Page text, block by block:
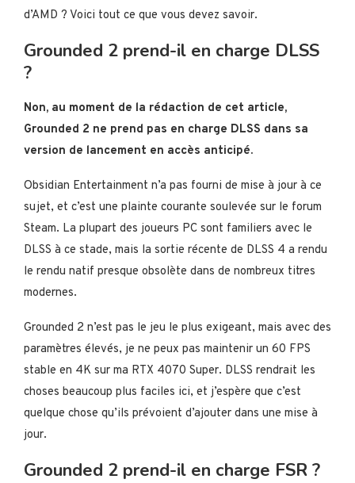
d’AMD ? Voici tout ce que vous devez savoir.
Grounded 2 prend-il en charge DLSS
?
Non, au moment de la rédaction de cet article,
Grounded 2 ne prend pas en charge DLSS dans sa
version de lancement en accès anticipé.
Obsidian Entertainment n’a pas fourni de mise à jour à ce
sujet, et c’est une plainte courante soulevée sur le forum
Steam. La plupart des joueurs PC sont familiers avec le
DLSS à ce stade, mais la sortie récente de DLSS 4 a rendu
le rendu natif presque obsolète dans de nombreux titres
modernes.
Grounded 2 n’est pas le jeu le plus exigeant, mais avec des
paramètres élevés, je ne peux pas maintenir un 60 FPS
stable en 4K sur ma RTX 4070 Super. DLSS rendrait les
choses beaucoup plus faciles ici, et j’espère que c’est
quelque chose qu’ils prévoient d’ajouter dans une mise à
jour.
Grounded 2 prend-il en charge FSR ?